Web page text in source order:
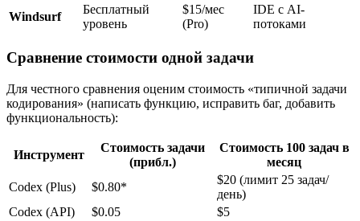
Windsurf
Бесплатный
уровень
$15/мес
(Pro)
IDE с AI-
потоками
Сравнение стоимости одной задачи
Для честного сравнения оценим стоимость «типичной задачи
кодирования» (написать функцию, исправить баг, добавить
функциональность):
Инструмент
Стоимость задачи
(прибл.)
Стоимость 100 задач в
месяц
Codex (Plus)
$0.80*
$20 (лимит 25 задач/
день)
Codex (API)
$0.05
$5